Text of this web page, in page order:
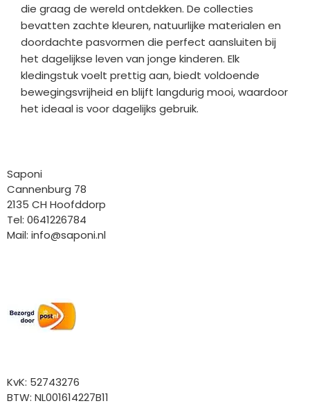
die graag de wereld ontdekken. De collecties
bevatten zachte kleuren, natuurlijke materialen en
doordachte pasvormen die perfect aansluiten bij
het dagelijkse leven van jonge kinderen. Elk
kledingstuk voelt prettig aan, biedt voldoende
bewegingsvrijheid en blijft langdurig mooi, waardoor
het ideaal is voor dagelijks gebruik.
Saponi
Cannenburg 78
2135 CH Hoofddorp
Tel: 0641226784
Mail: info@saponi.nl
KvK: 52743276
BTW: NL001614227B11